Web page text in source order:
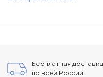
Бесплатная доставка
по всей России